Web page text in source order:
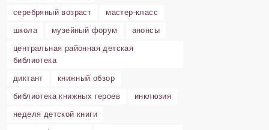
серебряный возраст
мастер-класс
школа
музейный форум
анонсы
центральная районная детская
библиотека
диктант
книжный обзор
библиотека книжных героев
инклюзия
неделя детской книги